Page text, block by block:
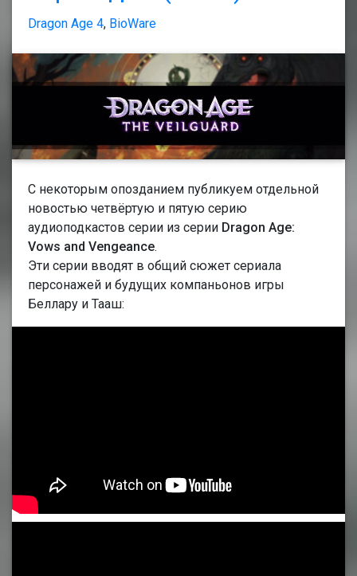
Dragon Age 4, BioWare
С некоторым опозданием публикуем отдельной
новостью четвёртую и пятую серию
аудиоподкастов серии из серии Dragon Age:
Vows and Vengeance.
Эти серии вводят в общий сюжет сериала
персонажей и будущих компаньонов игры
Беллару и Тааш: